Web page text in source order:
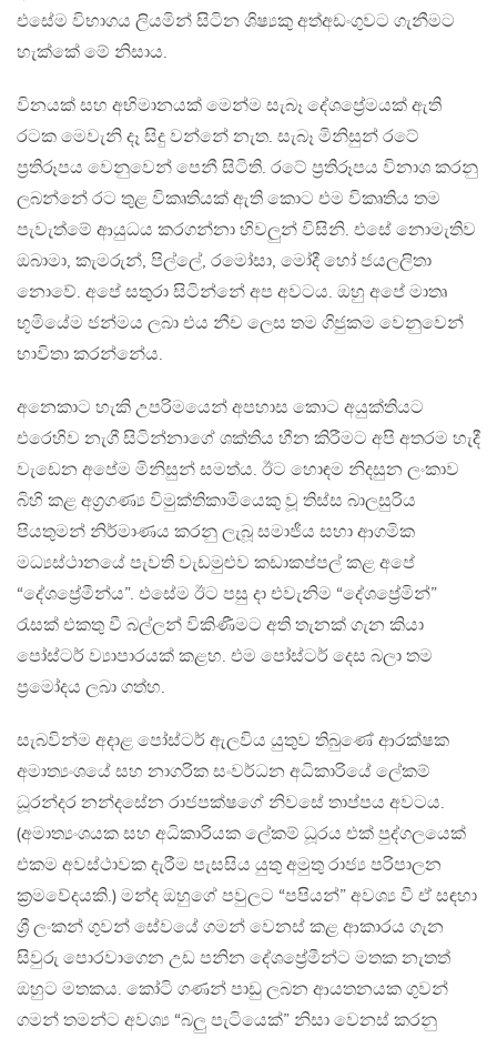
එසේම විභාගය ලියමින් සිටින ශිෂ්‍යකු අත්අඩංගුවට ගැනීමට
හැක්කේ මේ නිසාය.
විනයක් සහ අභිමානයක් මෙන්ම සැබෑ දේශප්‍රේමයක් ඇති
රටක මෙවැනි දෑ සිදු වන්නේ නැත. සැබෑ මිනිසුන් රටේ
ප්‍රතිරූපය වෙනුවෙන් පෙනී සිටිති. රටේ ප්‍රතිරූපය විනාශ කරනු
ලබන්නේ රට තුළ විකෘතියක් ඇති කොට එම විකෘතිය තම
පැවැත්මේ ආයුධය කරගන්නා හිවලුන් විසිනි. එසේ නොමැතිව
ඔබාමා, කැමරුන්, පිල්ලේ, රමෝසා, මෝදී හෝ ජයලලිතා
නොවේ. අපේ සතුරා සිටින්නේ අප අවටය. ඔහු අපේ මාතෘ
භූමියේම ජන්මය ලබා එය නීච ලෙස තම ගිජුකම වෙනුවෙන්
භාවිතා කරන්නේය.
අනෙකාට හැකි උපරිමයෙන් අපහාස කොට අයුක්තියට
එරෙහිව නැගී සිටින්නාගේ ශක්තිය හීන කිරීමට අපි අතරම හැදී
වැඩෙන අපේම මිනිසුන් සමත්ය. ඊට හොඳම නිදසුන ලංකාව
බිහි කළ අග්‍රගණ්‍ය විමුක්තිකාමියෙකු වූ තිස්ස බාලසුරිය
පියතුමන් නිර්මාණය කරනු ලැබූ සමාජීය සහා ආගමික
මධ්‍යස්ථානයේ පැවති වැඩමුළුව කඩාකප්පල් කළ අපේ
“දේශප්‍රේමීන්ය”. එසේම ඊට පසු දා එවැනිම “දේශප්‍රේමින්”
රැසක් එකතු වී බල්ලන් විකිණීමට අති තැනක් ගැන කියා
පෝස්ටර් ව්‍යාපාරයක් කළහ. එම පෝස්ටර් දෙස බලා තම
ප්‍රමෝදය ලබා ගත්හ.
සැබවින්ම අදාළ පෝස්ටර් ඇලවිය යුතුව තිබුණේ ආරක්ෂක
අමාත්‍යංශයේ සහ නාගරික සංවර්ධන අධිකාරියේ ලේකම්
ධූරන්දර නන්දසේන රාජපක්ෂගේ නිවසේ තාප්පය අවටය.
(අමාත්‍යංශයක සහ අධිකාරියක ලේකම් ධූරය එක් පුද්ගලයෙක්
එකම අවස්ථාවක දැරීම පැසසිය යුතු අමුතු රාජ්‍ය පරිපාලන
ක්‍රමවේදයකි.) මන්ද ඔහුගේ පවුලට “පපියන්” අවශ්‍ය වී ඒ සඳහා
ශ්‍රී ලංකන් ගුවන් සේවයේ ගමන් වෙනස් කළ ආකාරය ගැන
සිවුරු පොරවාගෙන උඩ පනින දේශප්‍රේමීන්ට මතක නැතත්
ඔහුට මතකය. කෝටි ගණන් පාඩු ලබන ආයතනයක ගුවන්
ගමන් තමන්ට අවශ්‍ය “බලු පැටියෙක්” නිසා වෙනස් කරනු